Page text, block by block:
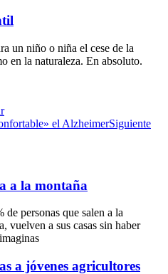
un niño o niña el cese de la
en la naturaleza. En absoluto.
el AlzheimerSiguiente
a la montaña
de personas que salen a la
vuelven a sus casas sin haber
a jóvenes agricultores